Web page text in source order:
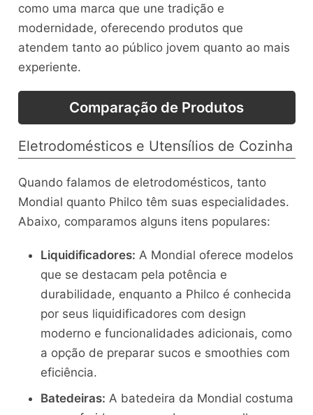
como uma marca que une tradição e
modernidade, oferecendo produtos que
atendem tanto ao público jovem quanto ao mais
experiente.
Comparação de Produtos
Eletrodomésticos e Utensílios de Cozinha
Quando falamos de eletrodomésticos, tanto
Mondial quanto Philco têm suas especialidades.
Abaixo, comparamos alguns itens populares:
Liquidificadores: A Mondial oferece modelos
que se destacam pela potência e
durabilidade, enquanto a Philco é conhecida
por seus liquidificadores com design
moderno e funcionalidades adicionais, como
a opção de preparar sucos e smoothies com
eficiência.
Batedeiras: A batedeira da Mondial costuma